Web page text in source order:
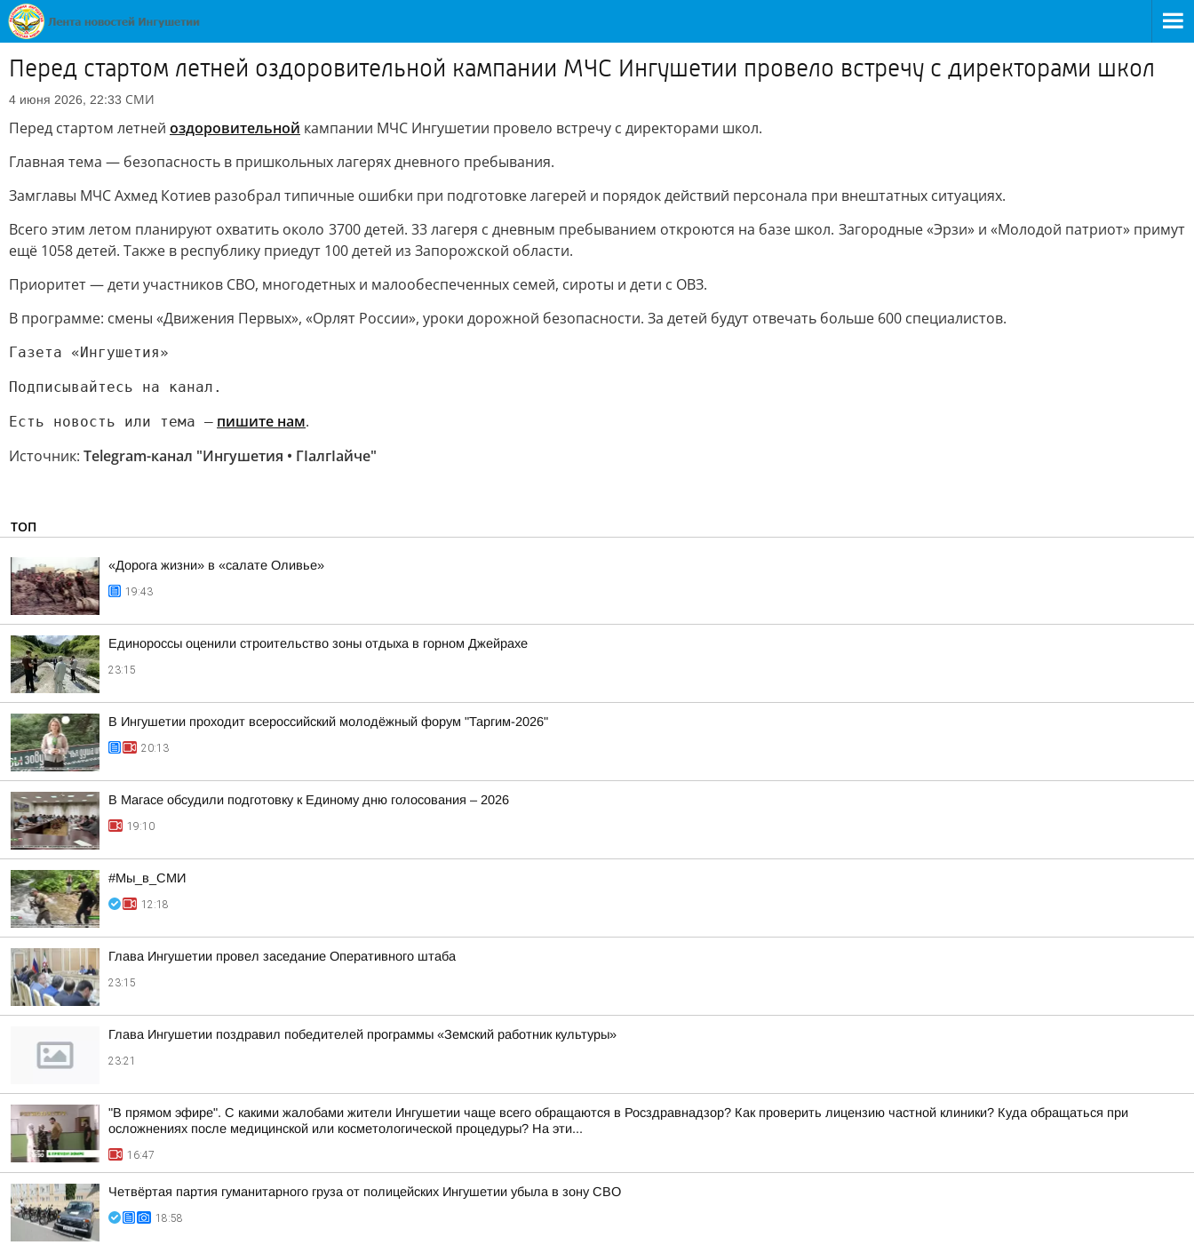
Перед стартом летней оздоровительной кампании МЧС Ингушетии провело встречу с директорами школ
4 июня 2026, 22:33 СМИ
Перед стартом летней оздоровительной кампании МЧС Ингушетии провело встречу с директорами школ.
Главная тема — безопасность в пришкольных лагерях дневного пребывания.
Замглавы МЧС Ахмед Котиев разобрал типичные ошибки при подготовке лагерей и порядок действий персонала при внештатных ситуациях.
Всего этим летом планируют охватить около 3700 детей. 33 лагеря с дневным пребыванием откроются на базе школ. Загородные «Эрзи» и «Молодой патриот» примут
ещё 1058 детей. Также в республику приедут 100 детей из Запорожской области.
Приоритет — дети участников СВО, многодетных и малообеспеченных семей, сироты и дети с ОВЗ.
В программе: смены «Движения Первых», «Орлят России», уроки дорожной безопасности. За детей будут отвечать больше 600 специалистов.
Газета «Ингушетия»
Подписывайтесь на канал.
Есть новость или тема — пишите нам.
Источник: Telegram-канал "Ингушетия • ГIалгIайче"
ТОП
«Дорога жизни» в «салате Оливье»
19:43
Единороссы оценили строительство зоны отдыха в горном Джейрахе
23:15
В Ингушетии проходит всероссийский молодёжный форум "Таргим-2026"
20:13
В Магасе обсудили подготовку к Единому дню голосования – 2026
19:10
#Мы_в_СМИ
12:18
Глава Ингушетии провел заседание Оперативного штаба
23:15
Глава Ингушетии поздравил победителей программы «Земский работник культуры»
23:21
"В прямом эфире". С какими жалобами жители Ингушетии чаще всего обращаются в Росздравнадзор? Как проверить лицензию частной клиники? Куда обращаться при
осложнениях после медицинской или косметологической процедуры? На эти...
16:47
Четвёртая партия гуманитарного груза от полицейских Ингушетии убыла в зону СВО
18:58